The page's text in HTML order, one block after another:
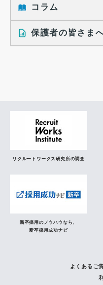
大学生の地域間移動レ
就職活動に関するレ
就職活動と入社後の就
就業レディネス研究
コラム
インタビュー記事
保護者の皆さま
リクルートワークス研究所の調査
新卒採用のノウハウなら、
新卒採用成功ナビ
よくあるご